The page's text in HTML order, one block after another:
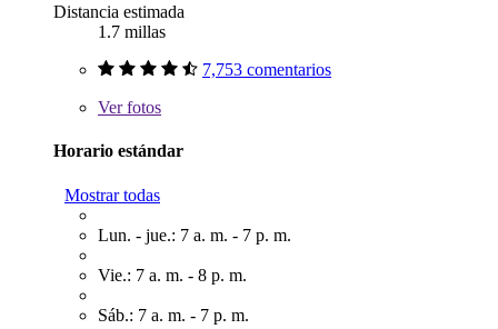
Distancia estimada
1.7 millas
7,753 comentarios
Verfotos
Horario estándar
Mostrar todas
Lun. - jue.: 7 a. m. - 7 p. m.
Vie.: 7 a. m. - 8 p. m.
Sáb.: 7 a. m. - 7 p. m.